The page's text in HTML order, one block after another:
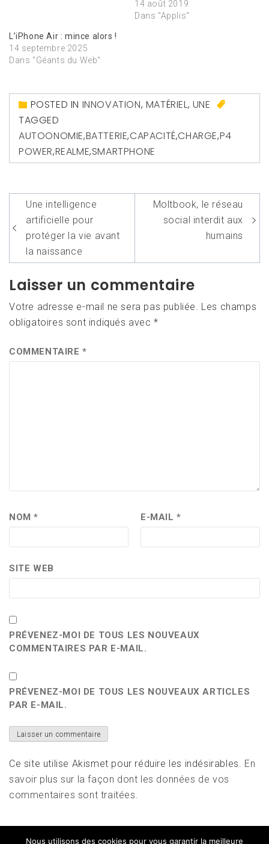
14 août 2019
Dans "Applis"
L’iPhone Air : mince alors !
14 septembre 2025
Dans "Géants du Web"
POSTED IN INNOVATION, MATÉRIEL, UNE
TAGGED
AUTOONOMIE,BATTERIE,CAPACITÉ,CHARGE,P4
POWER,REALME,SMARTPHONE
Navigation
de
l’article
Une intelligence
artificielle pour
protéger la vie avant
la naissance
Moltbook, le réseau
social interdit aux
humains
Laisser un commentaire
Votre adresse e-mail ne sera pas publiée. Les champs
obligatoires sont indiqués avec*
COMMENTAIRE*
NOM* E-MAIL*
SITE WEB
PRÉVENEZ-MOI DE TOUS LES NOUVEAUX
COMMENTAIRES PAR E-MAIL.
PRÉVENEZ-MOI DE TOUS LES NOUVEAUX ARTICLES
PAR E-MAIL.
Ce site utilise Akismet pour réduire les indésirables. En
savoir plus sur la façon dont les données de vos
commentaires sont traitées.
Nous utilisons des cookies pour vous garantir la meilleure